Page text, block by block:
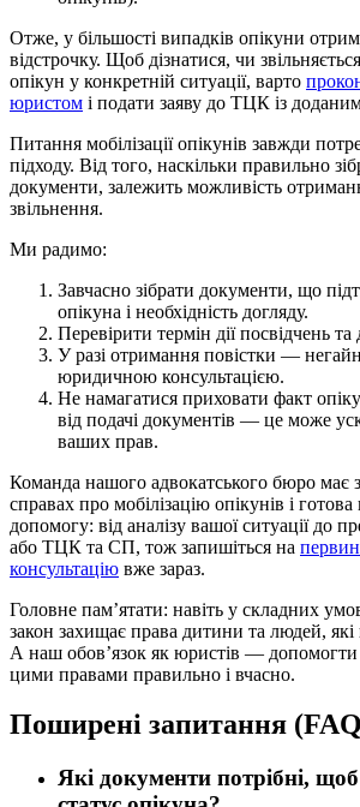
Отже, у більшості випадків опікуни
відстрочку. Щоб дізнатися, чи звільняється
опікун у конкретній ситуації, варто
юристом і подати заяву до ТЦК із
Питання мобілізації опікунів завжди
підходу. Від того, наскільки правильно
документи, залежить можливість
звільнення.
Ми радимо:
Завчасно зібрати документи, що
опікуна і необхідність догляду.
Перевірити термін дії посвідчень та
У разі отримання повістки —
юридичною консультацією.
Не намагатися приховати факт
від подачі документів — це може
ваших прав.
Команда нашого адвокатського бюро має
справах про мобілізацію опікунів і
допомогу: від аналізу вашої ситуації до
або ТЦК та СП, тож запишіться на
консультацію вже зараз.
Головне пам’ятати: навіть у складних
закон захищає права дитини та людей, які
А наш обов’язок як юристів — допомогти
цими правами правильно і вчасно.
Поширені запитання
Які документи потрібні,